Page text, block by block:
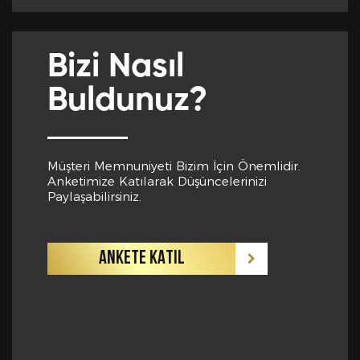
Bizi Nasıl
Buldunuz?
Müşteri Memnuniyeti Bizim İçin Önemlidir.
Anketimize Katılarak Düşüncelerinizi
Paylaşabilirsiniz.
ANKETE KATIL
Yabancı Dil *
Referanslar *